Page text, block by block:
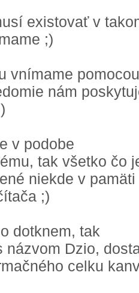
existovať v
;)
vnímame pomocou
nám
v podobe
tak všetko čo
niekde v pamäti
;)
dotknem, tak
názvom Dzio,
celku